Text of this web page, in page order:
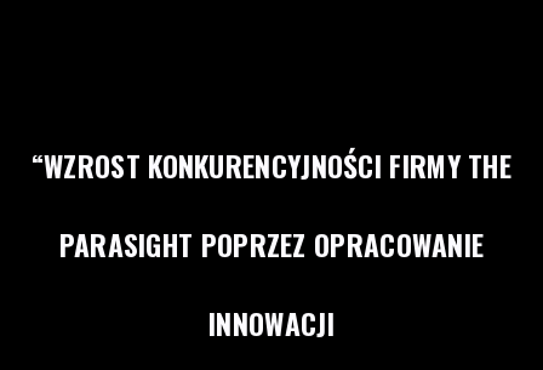
“WZROST KONKURENCYJNOŚCI FIRMY THE
PARASIGHT POPRZEZ OPRACOWANIE
INNOWACJI